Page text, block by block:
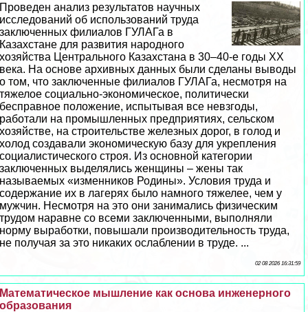
Проведен анализ результатов научных
исследований об использований труда
заключенных филиалов ГУЛАГа в
Казахстане для развития народного
хозяйства Центрального Казахстана в 30–40-е годы ХХ
века. На основе архивных данных были сделаны выводы
о том, что заключенные филиалов ГУЛАГа, несмотря на
тяжелое социально-экономическое, политически
бесправное положение, испытывая все невзгоды,
работали на промышленных предприятиях, сельском
хозяйстве, на строительстве железных дорог, в голод и
холод создавали экономическую базу для укрепления
социалистического строя. Из основной категории
заключенных выделялись женщины – жены так
называемых «изменников Родины». Условия труда и
содержание их в лагерях было намного тяжелее, чем у
мужчин. Несмотря на это они занимались физическим
трудом наравне со всеми заключенными, выполняли
норму выработки, повышали производительность труда,
не получая за это никаких ослаблении в труде. ...
02 08 2026 16:31:59
Математическое мышление как основа инженерного
образования